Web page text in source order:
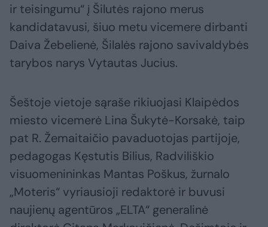
ir teisingumu“ į Šilutės rajono merus
kandidatavusi, šiuo metu vicemere dirbanti
Daiva Žebelienė, Šilalės rajono savivaldybės
tarybos narys Vytautas Jucius.
Šeštoje vietoje sąraše rikiuojasi Klaipėdos
miesto vicemerė Lina Šukytė-Korsakė, taip
pat R. Žemaitaičio pavaduotojas partijoje,
pedagogas Kęstutis Bilius, Radviliškio
visuomenininkas Mantas Poškus, žurnalo
„Moteris“ vyriausioji redaktorė ir buvusi
naujienų agentūros „ELTA“ generalinė